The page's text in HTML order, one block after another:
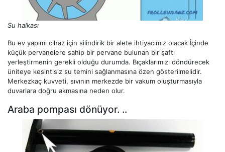
Su halkası
Bu ev yapımı cihaz için silindirik bir alete ihtiyacımız olacak İçinde
küçük pervanelere sahip bir pervane bulunan bir şaftı
yerleştirmenin gerekli olduğu durumda. Bıçaklarımızı döndürecek
üniteye kesintisiz su temini sağlanmasına özen gösterilmelidir.
Merkezkaç kuvveti, sıvının merkezde bir vakum oluşturmasıyla
duvarlara doğru akmasına neden olur.
Araba pompası dönüyor. ..